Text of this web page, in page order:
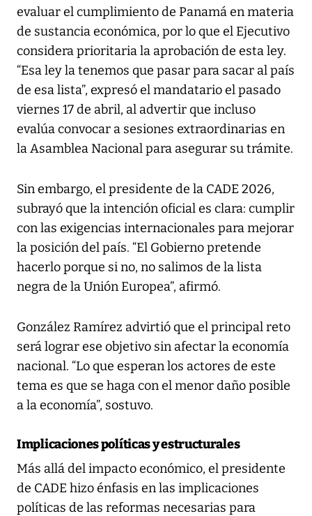
evaluar el cumplimiento de Panamá en materia
de sustancia económica, por lo que el Ejecutivo
considera prioritaria la aprobación de esta ley.
“Esa ley la tenemos que pasar para sacar al país
de esa lista”, expresó el mandatario el pasado
viernes 17 de abril, al advertir que incluso
evalúa convocar a sesiones extraordinarias en
la Asamblea Nacional para asegurar su trámite.
Sin embargo, el presidente de la CADE 2026,
subrayó que la intención oficial es clara: cumplir
con las exigencias internacionales para mejorar
la posición del país. “El Gobierno pretende
hacerlo porque si no, no salimos de la lista
negra de la Unión Europea”, afirmó.
González Ramírez advirtió que el principal reto
será lograr ese objetivo sin afectar la economía
nacional. “Lo que esperan los actores de este
tema es que se haga con el menor daño posible
a la economía”, sostuvo.
Implicaciones políticas y estructurales
Más allá del impacto económico, el presidente
de CADE hizo énfasis en las implicaciones
políticas de las reformas necesarias para